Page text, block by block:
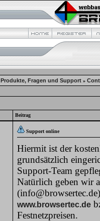
Produkte, Fragen und Support »
Beitrag
Support online
Hiermit ist der
grundsätzlich
Support-Team
Natürlich geben wir
www.browsertec.de
Festnetzpreisen.